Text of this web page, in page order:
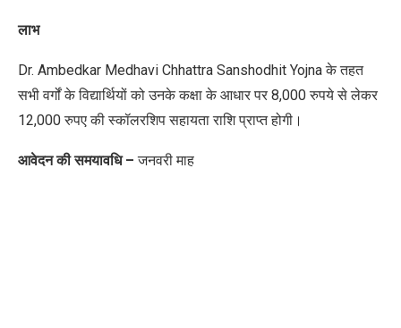
लाभ
Dr. Ambedkar Medhavi Chhattra Sanshodhit Yojnaके तहत
सभी वर्गों के विद्यार्थियों को उनके कक्षा के आधार पर 8,000 रुपये से लेकर
12,000 रुपए की स्कॉलरशिप सहायता राशि प्राप्त होगी।
आवेदन की समयावधि –जनवरी माह